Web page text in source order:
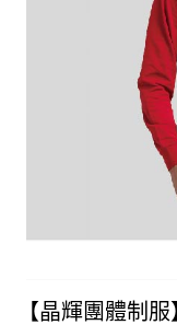
【晶輝團體制